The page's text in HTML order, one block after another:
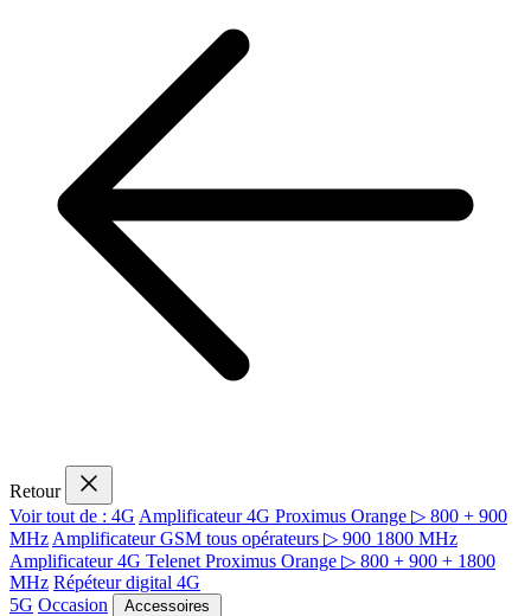
Retour
Voir tout de : 4G Amplificateur 4G Proximus Orange ▷ 800 + 900
MHz Amplificateur GSM tous opérateurs ▷ 900 1800 MHz
Amplificateur 4G Telenet Proximus Orange ▷ 800 + 900 + 1800
MHz Répéteur digital 4G
5G Occasion Accessoires